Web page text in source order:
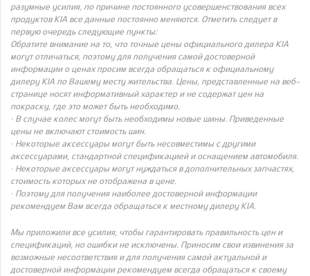
разумные усилия, по причине постоянного усовершенствования всех
продуктов KIA все данные постоянно меняются. Отметить следует в
первую очередь следующие пункты:
Обратите внимание на то, что точные цены официального дилера KIA
могут отличаться, поэтому для получения самой достоверной
информации о ценах просим всегда обращаться к официальному
дилеру KIA по Вашему месту жительства. Цены, представленные на веб-
странице носят информативный характер и не содержат цен на
покраску, где это может быть необходимо.
· В случае колес могут быть необходимы новые шины. Приведенные
цены не включают стоимость шин.
· Некоторые аксессуары могут быть несовместимы с другими
аксессуарами, стандартной спецификацией и оснащением автомобиля.
· Некоторые аксессуары могут нуждаться в дополнительных запчастях,
стоимость которых не отображена в цене.
· Поэтому для получения наиболее достоверной информации
рекомендуем Вам всегда обращаться к местному дилеру KIA.
Мы приложили все усилия, чтобы гарантировать правильность цен и
спецификаций, но ошибки не исключены. Приносим свои извинения за
возможные несоответствия и для получения самой актуальной и
достоверной информации рекомендуем всегда обращаться к своему